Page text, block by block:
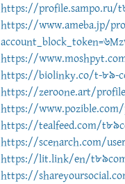
https://profile.sampo.ru/
https://www.ameba.jp/
https://
https://biolinky.co/t-89-
https://zeroone.art/
https://
https://tealfeed.com/
https://scenarch.com/
https://lit.link/en/
https://